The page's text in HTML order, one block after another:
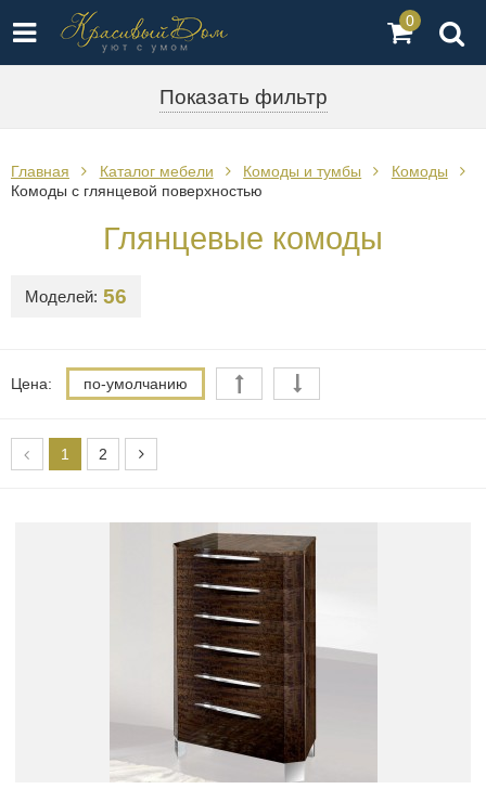
0
Показать фильтр
Главная Каталог мебели Комоды и тумбы
Комоды
Комоды с глянцевой поверхностью
Глянцевые комоды
Моделей: 56
Цена: по-умолчанию
1 2